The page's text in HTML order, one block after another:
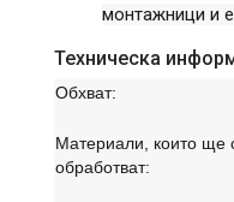
монтажници и
Техническа
Обхват:
Материали, които ще
обработват: